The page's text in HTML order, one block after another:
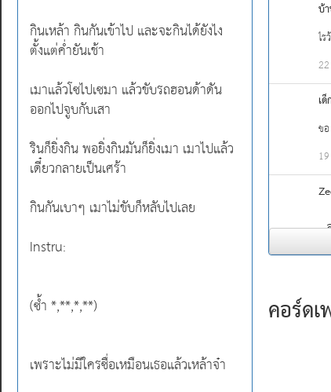
บ้
ไ
เ
ข
คอร์ด
กินเหล้า กินกันเข้าไป และจะกินได้ยังไง
ตั้งแต่ค่ำยันเช้า
เมาแล้วโซไปเซมา แล้วขับรถฮอนด้าดัน
ออกไปจูบกับเสา
รินก็ยิ่งกิน พอยิ่งกินมันก็ยิ่งเมา เมาไปแล้ว
เดี๋ยวกลายเป็นเศร้า
กินกันเบาๆ เมาไม่ขับก็หลับไปเลย
Instru:
(ซ้ำ *,**,*,**)
เพราะไม่มีใครซื่อเหมือนเธอแล้วเหล้าจ๋า